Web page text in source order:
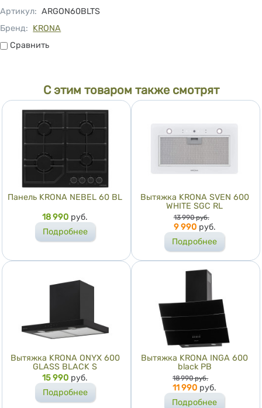
Артикул: ARGON60BLTS
Бренд: KRONA
СравнитьСравнить
С этим товаром также смотрят
Панель KRONA NEBEL 60 BL
Цена
18 990 руб.
Подробнее
Вытяжка KRONA SVEN 600
WHITE SGC RL
Цена
13 990 руб.
9 990 руб.
Подробнее
Вытяжка KRONA ONYX 600
GLASS BLACK S
Цена
15 990 руб.
Подробнее
Вытяжка KRONA INGA 600
black PB
Цена
18 990 руб.
11 990 руб.
Подробнее